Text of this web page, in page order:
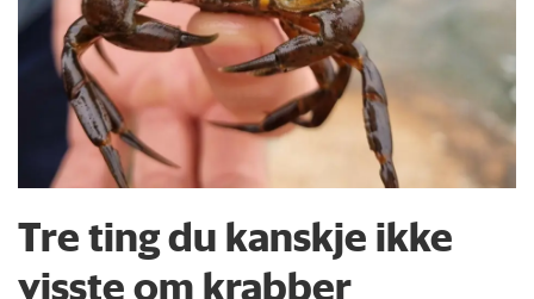
Tre ting du kanskje ikke
visste om krabber